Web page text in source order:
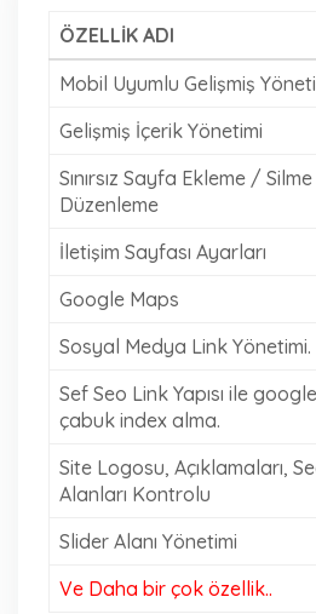
ÖZELLİK ADI
Mobil Uyumlu Gelişmiş
Gelişmiş İçerik Yönetimi
Sınırsız Sayfa Ekleme /
Düzenleme
İletişim Sayfası Ayarları
Google Maps
Sosyal Medya Link Yönetimi.
Sef Seo Link Yapısı ile
çabuk index alma.
Site Logosu, Açıklamaları,
Alanları Kontrolu
Slider Alanı Yönetimi
Ve Daha bir çok özellik..